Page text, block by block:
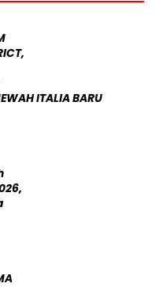
ITALIA BARU